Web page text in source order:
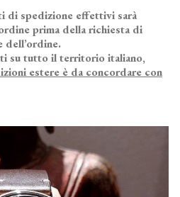
di spedizione effettivi sarà
prima della richiesta di
dell’ordine.
su tutto il territorio italiano,
estere è da concordare con